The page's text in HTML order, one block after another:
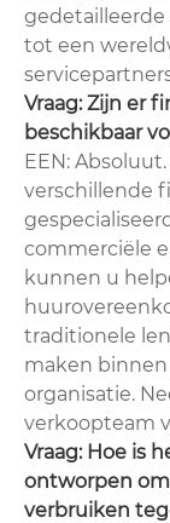
tot een
Vraag: Zijn er
beschikbaar
EEN:
verschillende
commerciële
kunnen u
traditionele
maken
organisatie.
verkoopteam
Vraag: Hoe is
ontworpen
verbruiken